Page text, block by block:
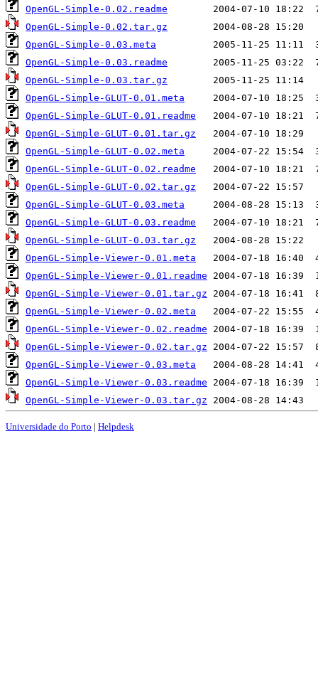
OpenGL-Simple-0.02.readme
OpenGL-Simple-0.02.tar.gz
OpenGL-Simple-0.03.meta
OpenGL-Simple-0.03.readme
OpenGL-Simple-0.03.tar.gz
OpenGL-Simple-GLUT-0.01.meta
OpenGL-Simple-GLUT-0.01.readme
OpenGL-Simple-GLUT-0.01.tar.gz
OpenGL-Simple-GLUT-0.02.meta
OpenGL-Simple-GLUT-0.02.readme
OpenGL-Simple-GLUT-0.02.tar.gz
OpenGL-Simple-GLUT-0.03.meta
OpenGL-Simple-GLUT-0.03.readme
OpenGL-Simple-GLUT-0.03.tar.gz
OpenGL-Simple-Viewer-0.01.meta
OpenGL-Simple-Viewer-0.01.readme
OpenGL-Simple-Viewer-0.01.tar.gz
OpenGL-Simple-Viewer-0.02.meta
OpenGL-Simple-Viewer-0.02.readme
OpenGL-Simple-Viewer-0.02.tar.gz
OpenGL-Simple-Viewer-0.03.meta
OpenGL-Simple-Viewer-0.03.readme
OpenGL-Simple-Viewer-0.03.tar.gz
Universidade do Porto | Helpdesk